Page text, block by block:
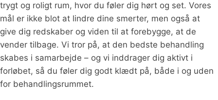
trygt og roligt rum, hvor du føler dig hørt og set. Vores
mål er ikke blot at lindre dine smerter, men også at
give dig redskaber og viden til at forebygge, at de
vender tilbage. Vi tror på, at den bedste behandling
skabes i samarbejde – og vi inddrager dig aktivt i
forløbet, så du føler dig godt klædt på, både i og uden
for behandlingsrummet.